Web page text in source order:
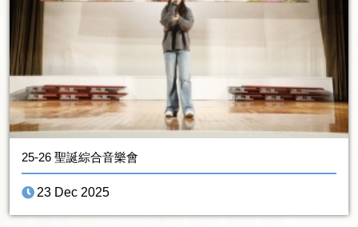
25-26 聖誕綜合音樂會
23 Dec 2025